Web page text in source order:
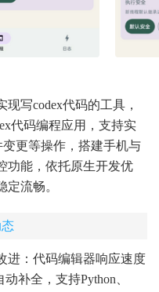
写codex代码的工具，
代码编程应用，支持实
变更等操作，搭建手机与
功能，依托原生开发优
流畅。
进：代码编辑器响应速度
补全，支持Python、